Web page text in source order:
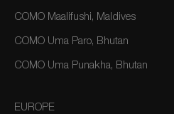
COMO Maalifushi, Maldives
COMO Uma Paro, Bhutan
COMO Uma Punakha, Bhutan
EUROPE